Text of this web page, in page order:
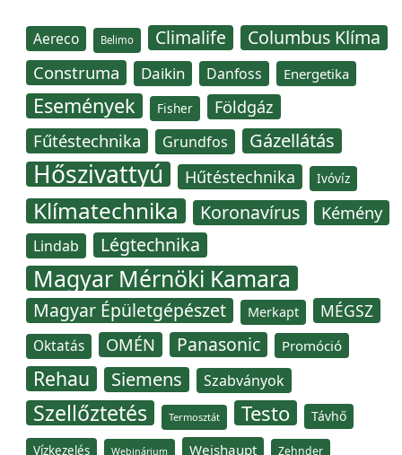
Aereco Belimo Climalife Columbus Klíma
Construma Daikin Danfoss Energetika
Események Fisher Földgáz
Fűtéstechnika Grundfos Gázellátás
Hőszivattyú Hűtéstechnika Ivóvíz
Klímatechnika Koronavírus Kémény
Lindab Légtechnika
Magyar Mérnöki Kamara
Magyar Épületgépészet Merkapt MÉGSZ
Oktatás OMÉN Panasonic Promóció
Rehau Siemens Szabványok
Szellőztetés Termosztát Testo Távhő
Vízkezelés Webinárium Weishaupt Zehnder